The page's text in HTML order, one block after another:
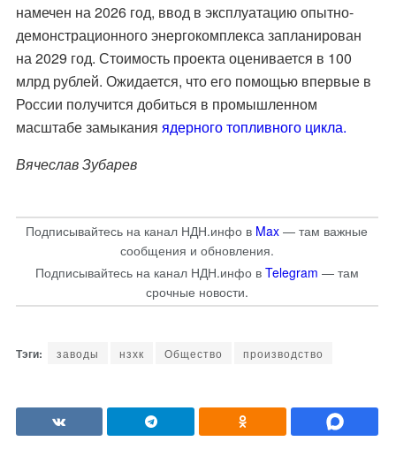
намечен на 2026 год, ввод в эксплуатацию опытно-
демонстрационного энергокомплекса запланирован
на 2029 год. Стоимость проекта оценивается в 100
млрд рублей. Ожидается, что его помощью впервые в
России получится добиться в промышленном
масштабе замыкания ядерного топливного цикла.
Вячеслав Зубарев
Подписывайтесь на канал НДН.инфо в Max — там важные
сообщения и обновления.
Подписывайтесь на канал НДН.инфо в Telegram — там
срочные новости.
заводы нзхк Общество производство